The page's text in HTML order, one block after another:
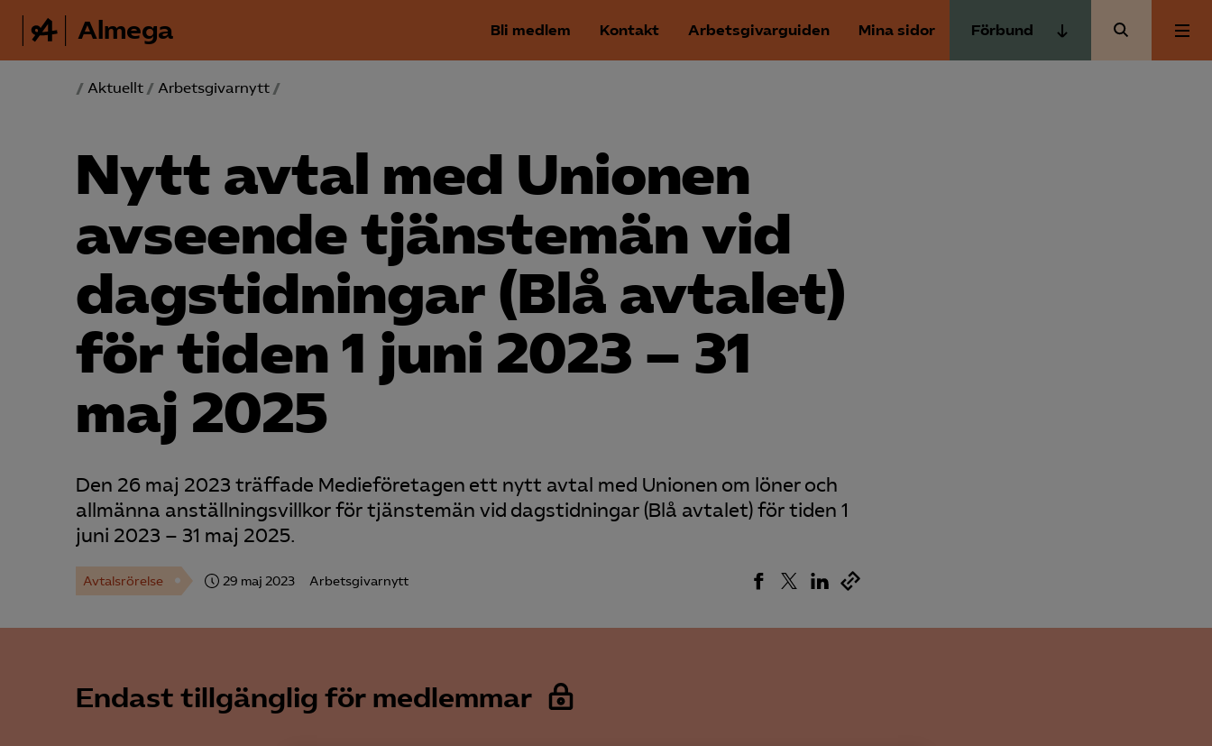
Almega Bli medlem Kontakt Arbetsgivarguiden Mina sidor Förbund
/ Aktuellt / Arbetsgivarnytt /
Nytt avtal med Unionen
avseende tjänstemän vid
dagstidningar (Blå avtalet)
för tiden 1 juni 2023 – 31
maj 2025
Den 26 maj 2023 träffade Medieföretagen ett nytt avtal med Unionen om löner och
allmänna anställningsvillkor för tjänstemän vid dagstidningar (Blå avtalet) för tiden 1
juni 2023 – 31 maj 2025.
Avtalsrörelse 29 maj 2023 Arbetsgivarnytt
Endast tillgänglig för medlemmar